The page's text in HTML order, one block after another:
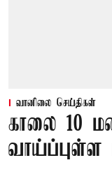
வானிலை செய்திகள்
காலை 10